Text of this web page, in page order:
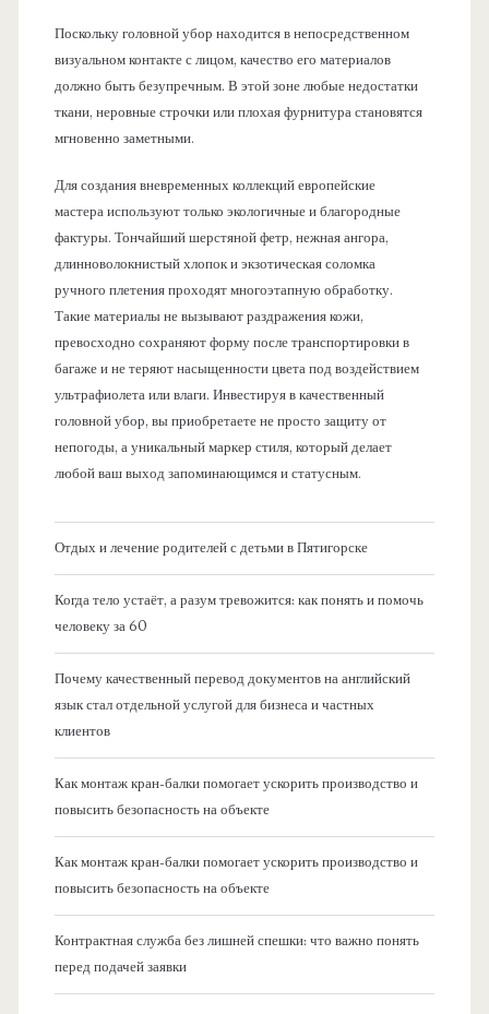
Поскольку головной убор находится в непосредственном
визуальном контакте с лицом, качество его материалов
должно быть безупречным. В этой зоне любые недостатки
ткани, неровные строчки или плохая фурнитура становятся
мгновенно заметными.
Для создания вневременных коллекций европейские
мастера используют только экологичные и благородные
фактуры. Тончайший шерстяной фетр, нежная ангора,
длинноволокнистый хлопок и экзотическая соломка
ручного плетения проходят многоэтапную обработку.
Такие материалы не вызывают раздражения кожи,
превосходно сохраняют форму после транспортировки в
багаже и не теряют насыщенности цвета под воздействием
ультрафиолета или влаги. Инвестируя в качественный
головной убор, вы приобретаете не просто защиту от
непогоды, а уникальный маркер стиля, который делает
любой ваш выход запоминающимся и статусным.
Отдых и лечение родителей с детьми в Пятигорске
Когда тело устаёт, а разум тревожится: как понять и помочь
человеку за 60
Почему качественный перевод документов на английский
язык стал отдельной услугой для бизнеса и частных
клиентов
Как монтаж кран-балки помогает ускорить производство и
повысить безопасность на объекте
Как монтаж кран-балки помогает ускорить производство и
повысить безопасность на объекте
Контрактная служба без лишней спешки: что важно понять
перед подачей заявки